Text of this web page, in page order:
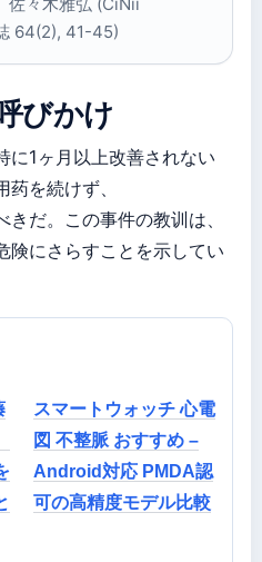
64(2), 41-45)
びかけ
に1ヶ月以上改善されない
を続けず、
だ。この事件の教训は、
険にさらすことを示してい
スマートウォッチ 心電
図 不整脈 おすすめ –
Android対応 PMDA認
可の高精度モデル比較